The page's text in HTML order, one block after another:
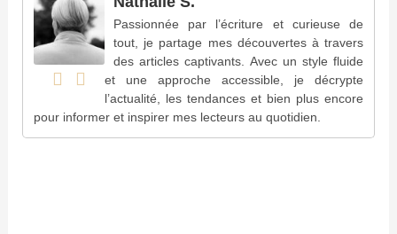
Passionnée par l’écriture et curieuse de
tout, je partage mes découvertes à travers
des articles captivants. Avec un style fluide
et une approche accessible, je décrypte
l’actualité, les tendances et bien plus encore
pour informer et inspirer mes lecteurs au quotidien.